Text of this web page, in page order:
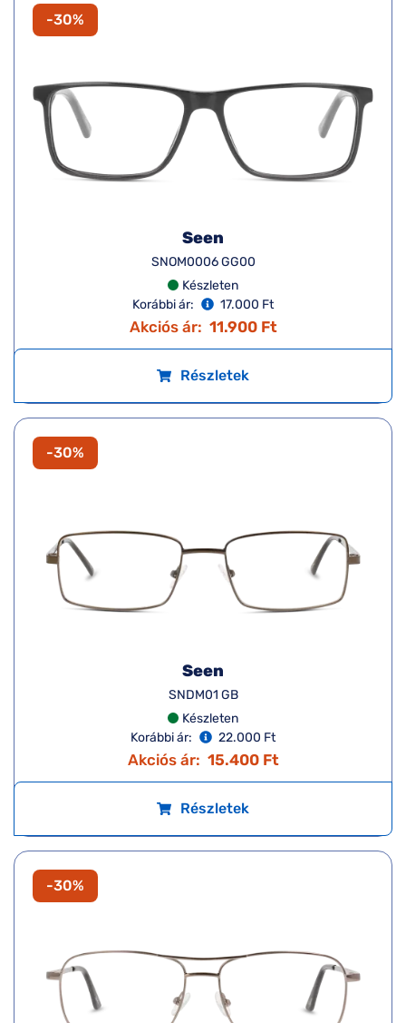
-30%
Seen
SNOM0006 GG00
Készleten
Korábbi ár:
17.000 Ft
Akciós ár: 11.900 Ft
Részletek
-30%
Seen
SNDM01 GB
Készleten
Korábbi ár:
22.000 Ft
Akciós ár: 15.400 Ft
Részletek
-30%